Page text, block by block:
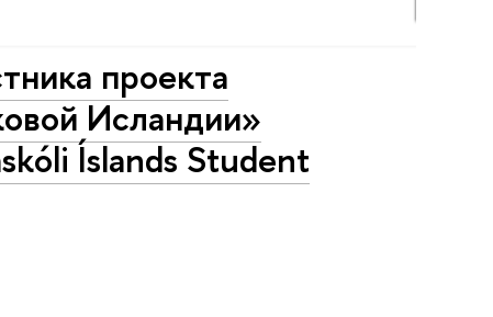
проекта
Исландии»
Íslands Student